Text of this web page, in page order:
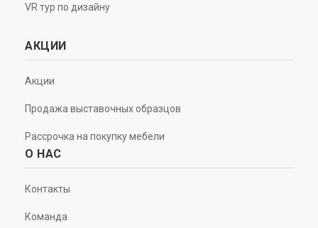
VR тур по дизайну
АКЦИИ
Акции
Продажа выставочных образцов
Рассрочка на покупку мебели
О НАС
Контакты
Команда